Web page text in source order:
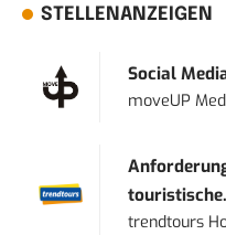
STELLENANZEIGEN
Social
moveUP
trendtours